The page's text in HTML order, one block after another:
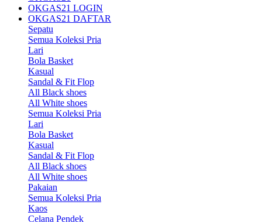
OKGAS21 LOGIN
OKGAS21 DAFTAR
Sepatu
Semua Koleksi Pria
Lari
Bola Basket
Kasual
Sandal & Fit Flop
All Black shoes
All White shoes
Semua Koleksi Pria
Lari
Bola Basket
Kasual
Sandal & Fit Flop
All Black shoes
All White shoes
Pakaian
Semua Koleksi Pria
Kaos
Celana Pendek